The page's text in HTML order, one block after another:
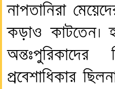
নাপতানিরা
কড়াও কাটতেন।
প্রবেশাধিকার